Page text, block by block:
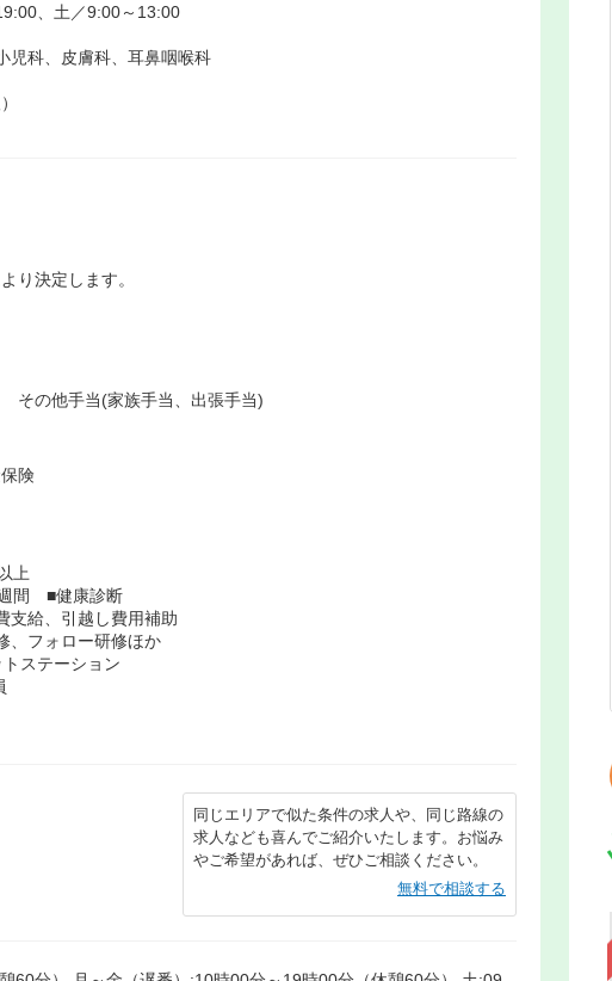
、土／9:00～13:00
児科、皮膚科、耳鼻咽喉科
り決定します。
の他手当(家族手当、出張手当)
険
上
間 ■健康診断
支給、引越し費用補助
、フォロー研修ほか
ステーション
同じエリアで似た条件の求人や、同じ路線の
求人なども喜んでご紹介いたします。お悩み
やご希望があれば、ぜひご相談ください。
無料で相談する